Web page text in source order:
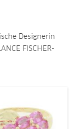
Designerin
FISCHER-